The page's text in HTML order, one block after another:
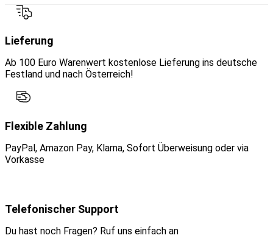
Lieferung
Ab 100 Euro Warenwert kostenlose Lieferung ins deutsche
Festland und nach Österreich!
Flexible Zahlung
PayPal, Amazon Pay, Klarna, Sofort Überweisung oder via
Vorkasse
Telefonischer Support
Du hast noch Fragen? Ruf uns einfach an